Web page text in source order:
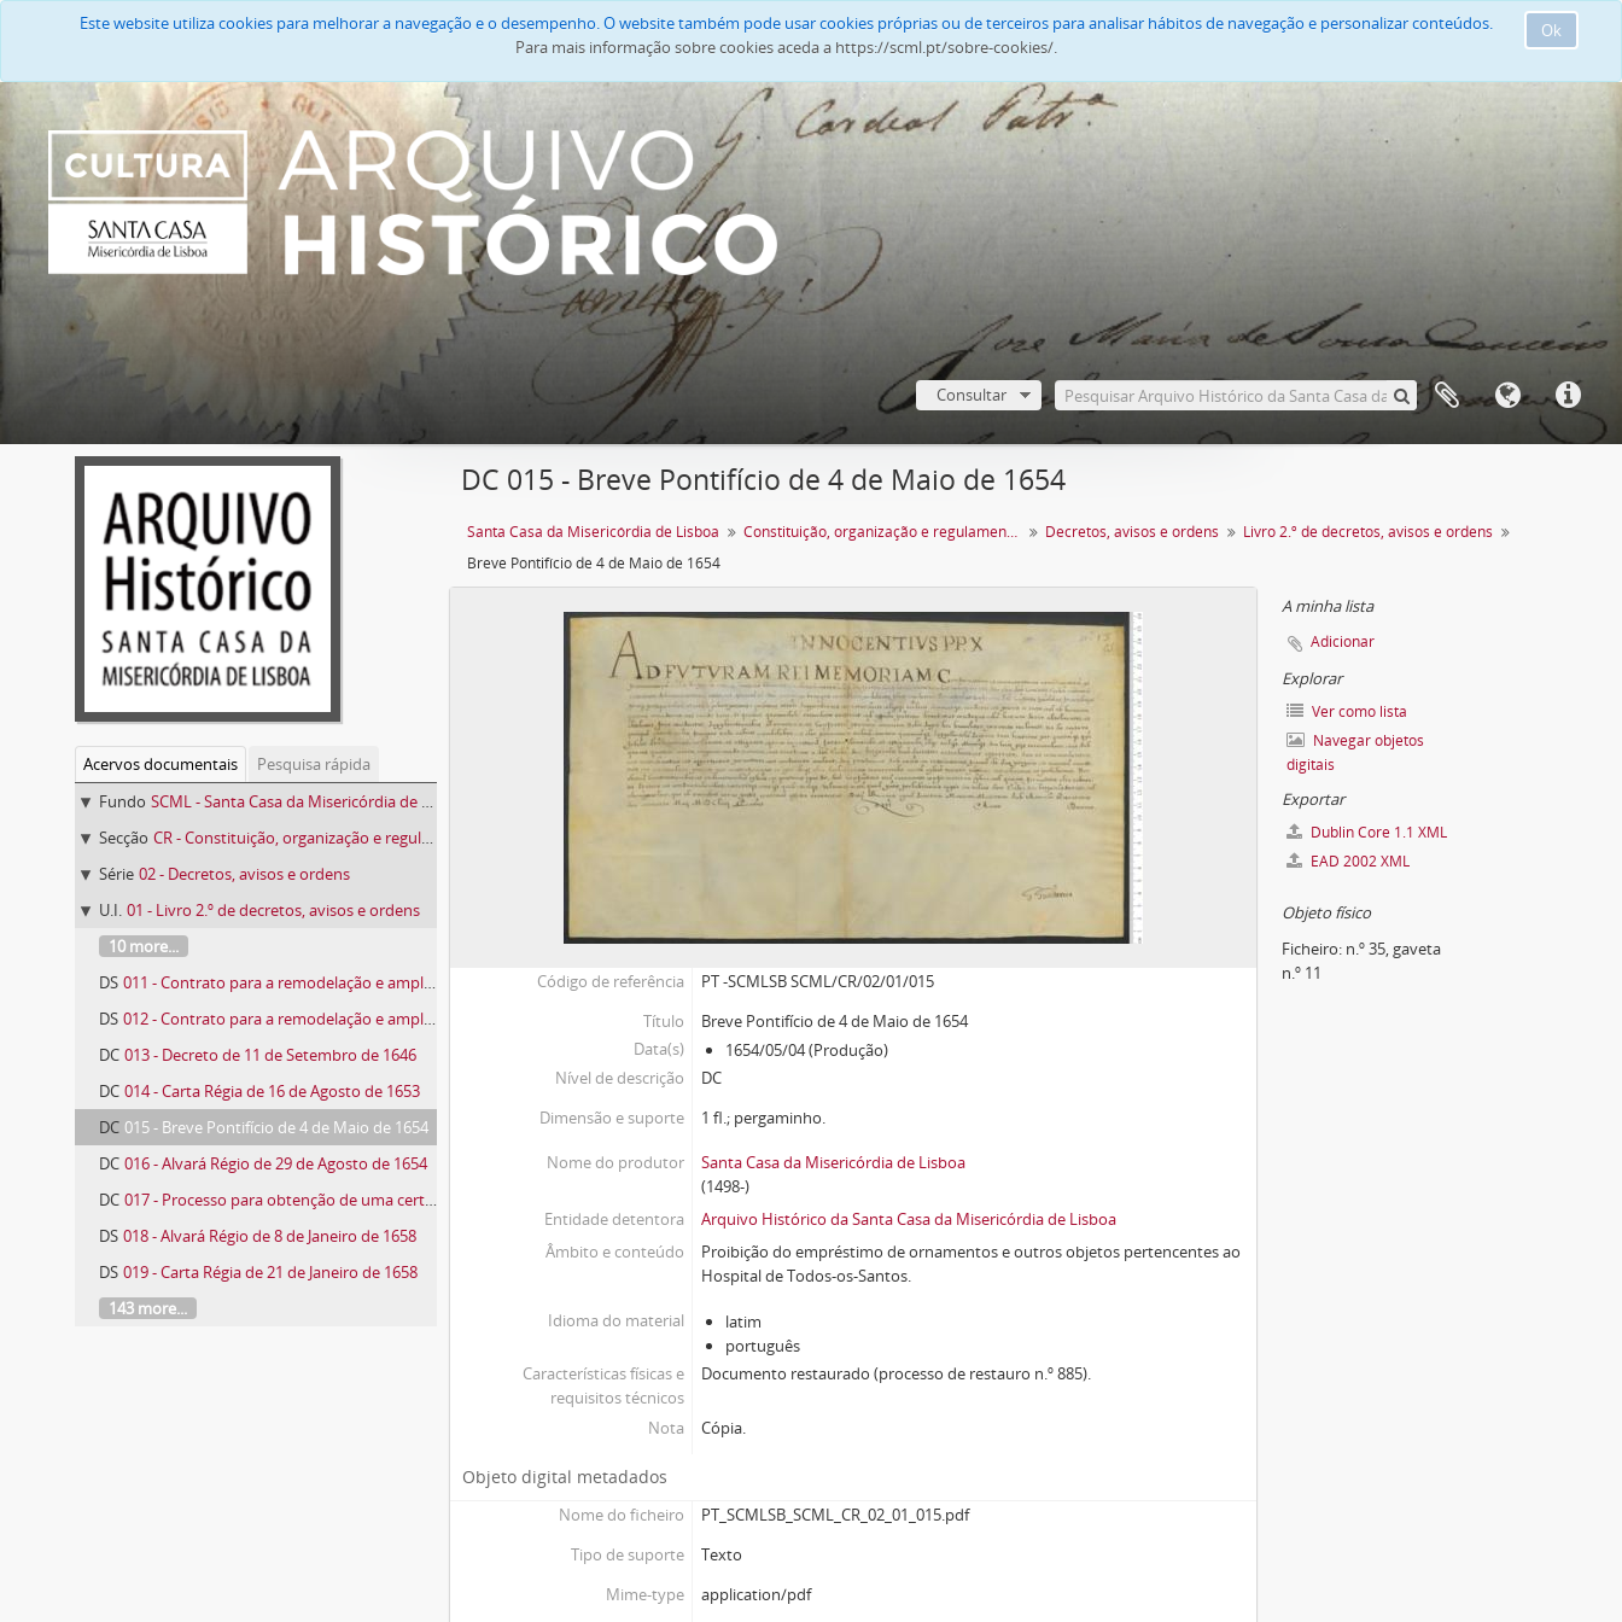
Ok
Este website utiliza cookies para melhorar a navegação e o desempenho. O website também pode usar cookies próprias ou de terceiros para analisar hábitos de navegação e personalizar conteúdos.
Para mais informação sobre cookies aceda a https://scml.pt/sobre-cookies/.
Consultar
Acervos documentais
Pesquisa rápida
Fundo SCML - Santa Casa da Misericórdia de Lisboa
Secção CR - Constituição, organização e regulamentação
Série 02 - Decretos, avisos e ordens
U.I. 01 - Livro 2.º de decretos, avisos e ordens
10 more...
DS 011 - Contrato para a remodelação e ampliação da casa do conde da Vidigueira
DS 012 - Contrato para a remodelação e ampliação da casa do conde da Vidigueira
DC 013 - Decreto de 11 de Setembro de 1646
DC 014 - Carta Régia de 16 de Agosto de 1653
DC 015 - Breve Pontifício de 4 de Maio de 1654
DC 016 - Alvará Régio de 29 de Agosto de 1654
DC 017 - Processo para obtenção de uma certidão
DS 018 - Alvará Régio de 8 de Janeiro de 1658
DS 019 - Carta Régia de 21 de Janeiro de 1658
143 more...
DC 015 - Breve Pontifício de 4 de Maio de 1654
Santa Casa da Misericórdia de Lisboa Constituição, organização e regulamentação Decretos, avisos e ordens
Livro 2.º de decretos, avisos e ordens
Breve Pontifício de 4 de Maio de 1654
Código de referência
PT -SCMLSB SCML/CR/02/01/015
Título
Breve Pontifício de 4 de Maio de 1654
Data(s)
1654/05/04 (Produção)
Nível de descrição
DC
Dimensão e suporte
1 fl.; pergaminho.
Nome do produtor
Santa Casa da Misericórdia de Lisboa
(1498-)
Entidade detentora
Arquivo Histórico da Santa Casa da Misericórdia de Lisboa
Âmbito e conteúdo
Proibição do empréstimo de ornamentos e outros objetos pertencentes ao
Hospital de Todos-os-Santos.
Idioma do material
latim
português
Características físicas e
requisitos técnicos
Documento restaurado (processo de restauro n.º 885).
Nota Cópia.
Objeto digital metadados
Nome do ficheiro
PT_SCMLSB_SCML_CR_02_01_015.pdf
Tipo de suporte
Texto
Mime-type
application/pdf
A minha lista
Adicionar
Explorar
Ver como lista
Navegar objetos
digitais
Exportar
Dublin Core 1.1 XML
EAD 2002 XML
Objeto físico
Ficheiro: n.º 35, gaveta
n.º 11